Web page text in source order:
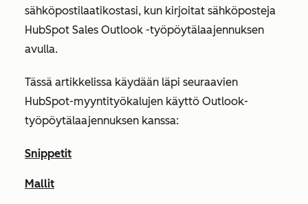
sähköpostilaatikostasi, kun kirjoitat sähköposteja
HubSpot Sales Outlook -työpöytälaajennuksen
avulla.
Tässä artikkelissa käydään läpi seuraavien
HubSpot-myyntityökalujen käyttö Outlook-
työpöytälaajennuksen kanssa:
Snippetit
Mallit